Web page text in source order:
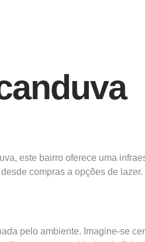
este bairro oferece uma
compras a opções de lazer.
pelo ambiente. Imagine-se